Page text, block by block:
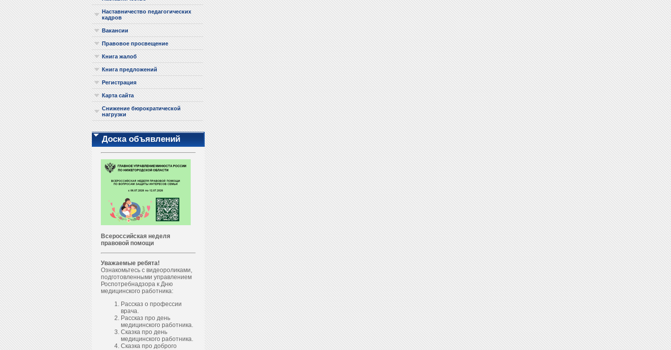
Наставничество педагогических
кадров
Вакансии
Правовое просвещение
Книга жалоб
Книга предложений
Регистрация
Карта сайта
Снижение бюрократической
нагрузки
Доска объявлений
Всероссийская неделя
правовой помощи
Уважаемые ребята!
Ознакомьтесь с видеороликами,
подготовленными управлением
Роспотребнадзора к Дню
медицинского работника:
Рассказ о профессии
врача.
Рассказ про день
медицинского работника.
Сказка про день
медицинского работника.
Сказка про доброго